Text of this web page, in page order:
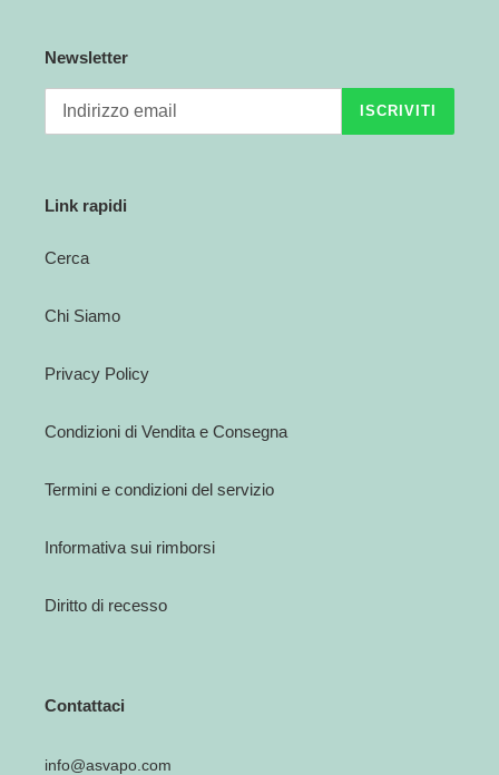
Newsletter
ISCRIVITI
Link rapidi
Cerca
Chi Siamo
Privacy Policy
Condizioni di Vendita e Consegna
Termini e condizioni del servizio
Informativa sui rimborsi
Diritto di recesso
Contattaci
info@asvapo.com